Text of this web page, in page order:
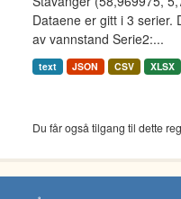
Dataene er gitt i 3 serier.
av vannstand Serie2:...
text JSON CSV XLSX
Du får også tilgang til dette